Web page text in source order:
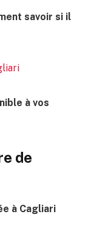
savoir si il
à vos
de
à Cagliari